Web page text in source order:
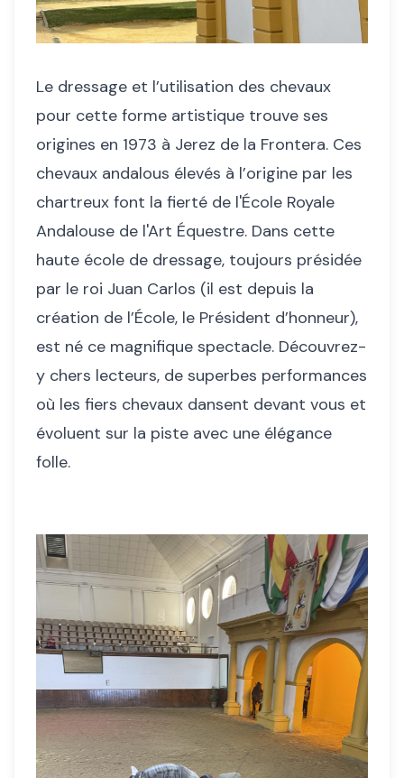
Le dressage et l’utilisation des chevaux
pour cette forme artistique trouve ses
origines en 1973 à Jerez de la Frontera. Ces
chevaux andalous élevés à l’origine par les
chartreux font la fierté de l'École Royale
Andalouse de l'Art Équestre. Dans cette
haute école de dressage, toujours présidée
par le roi Juan Carlos (il est depuis la
création de l’École, le Président d’honneur),
est né ce magnifique spectacle. Découvrez-
y chers lecteurs, de superbes performances
où les fiers chevaux dansent devant vous et
évoluent sur la piste avec une élégance
folle.